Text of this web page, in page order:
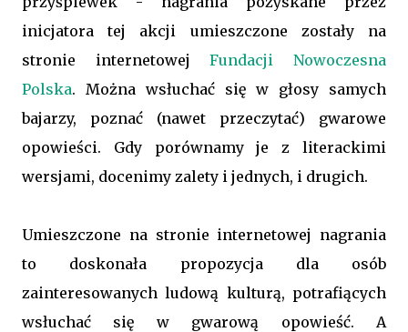
inicjatora tej akcji umieszczone zostały na
stronie internetowejFundacji Nowoczesna
Polska. Można wsłuchać się w głosy samych
bajarzy, poznać (nawet przeczytać) gwarowe
opowieści. Gdy porównamy je z literackimi
wersjami, docenimy zalety i jednych, i drugich.
Umieszczone na stronie internetowej nagrania
to doskonała propozycja dla osób
zainteresowanych ludową kulturą, potrafiących
wsłuchać się w gwarową opowieść. A